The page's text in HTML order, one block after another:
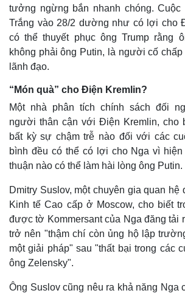
Vụ án
Tin nóng
Tư vấn luật
Vũ khí
Việt Nam
Phân tích
tưởng ngừng bắn nhanh chóng. Cuộc
Trắng vào 28/2 dường như có lợi cho
có thể thuyết phục ông Trump rằng
không phải ông Putin, là người cố
lãnh đạo.
“Món quà” cho Điện Kremlin?
Một nhà phân tích chính sách đối
người thân cận với Điện Kremlin, cho
bất kỳ sự chậm trễ nào đối với các
bình đều có thể có lợi cho Nga vì
thuận nào có thể làm hài lòng ông Putin.
Dmitry Suslov, một chuyên gia quan hệ
Kinh tế Cao cấp ở Moscow, cho biết
được tờ Kommersant của Nga đăng tải
trở nên "thậm chí còn ủng hộ lập
một giải pháp" sau "thất bại trong các
ông Zelensky".
Ông Suslov cũng nêu ra khả năng Nga